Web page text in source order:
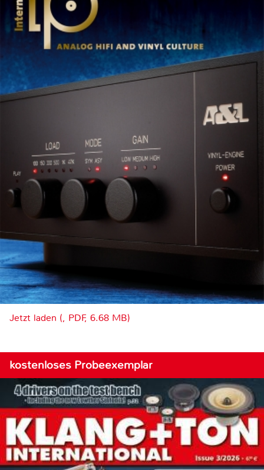
Jetzt laden (, PDF, 6.68 MB)
kostenloses Probeexemplar